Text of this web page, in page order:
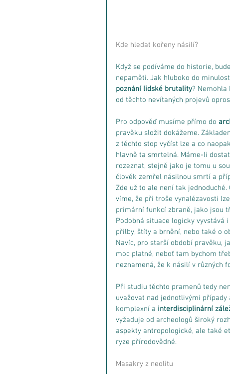
Kde hledat kořeny násilí?
Když se podíváme do historie,
nepaměti. Jak hluboko do
poznání lidské brutality? Nemohla
od těchto nevítaných projevů
Pro odpověď musíme přímo do
pravěku složit dokážeme.
z těchto stop vyčíst lze a co
hlavně ta smrtelná. Máme-li
rozeznat, stejně jako je tomu u
člověk zemřel násilnou smrtí a
Zde už to ale není tak
víme, že při troše vynalézavosti
primární funkcí zbraně, jako jsou
Podobná situace logicky vyvstává
přilby, štíty a brnění, nebo také o
Navíc, pro starší období pravěku,
moc platné, neboť tam bychom
neznamená, že k násilí v různých
Při studiu těchto pramenů tedy
uvažovat nad jednotlivými
komplexní a interdisciplinární
vyžaduje od archeologů široký
aspekty antropologické, ale také
ryze přírodovědné.
Masakry z neolitu